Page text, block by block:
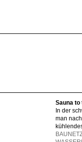
Sauna to
In der
man